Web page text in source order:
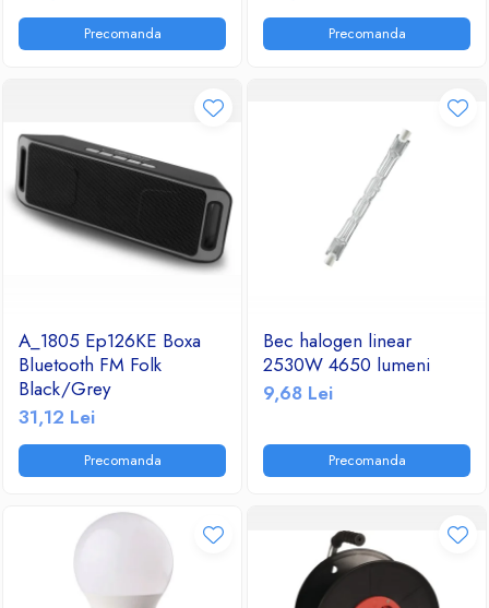
VentilatoarePrecomanda Precomanda
A_1805 Ep126KE Boxa
Bluetooth FM Folk
Black/Grey
31,12 Lei
Precomanda
Bec halogen linear
2530W 4650 lumeni
9,68 Lei
Precomanda